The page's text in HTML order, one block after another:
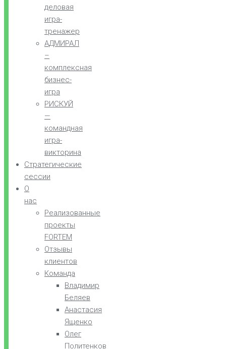
деловая
игра-
тренажер
АДМИРАЛ
–
комплексная
бизнес-
игра
РИСКУЙ
—
командная
игра-
викторина
Стратегические
сессии
О
нас
Реализованные
проекты
FORTEM
Отзывы
клиентов
Команда
Владимир
Беляев
Анастасия
Ященко
Олег
Политенков